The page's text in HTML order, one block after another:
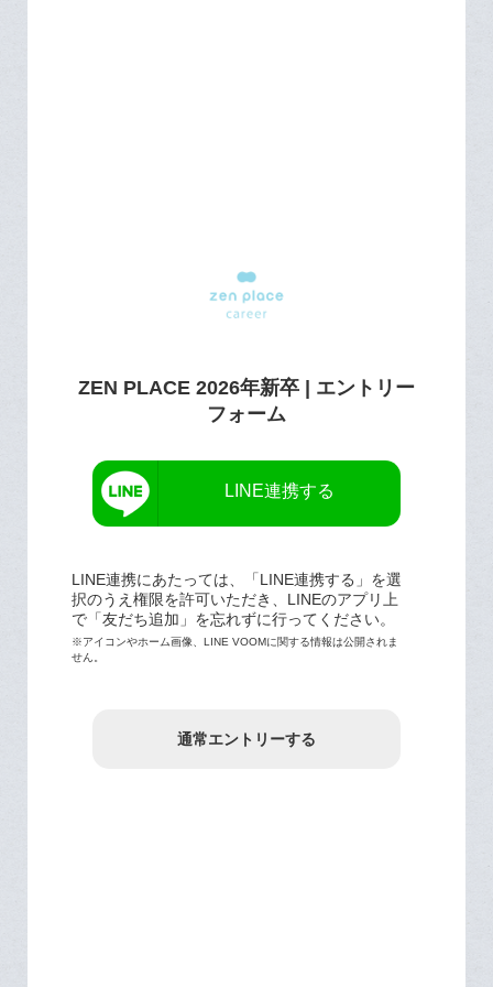
ZEN PLACE 2026年新卒 | エントリー
フォーム
LINE連携する
LINE連携にあたっては、「LINE連携する」を選
択のうえ権限を許可いただき、LINEのアプリ上
で「友だち追加」を忘れずに行ってください。
※アイコンやホーム画像、LINE VOOMに関する情報は公開されま
せん。
通常エントリーする